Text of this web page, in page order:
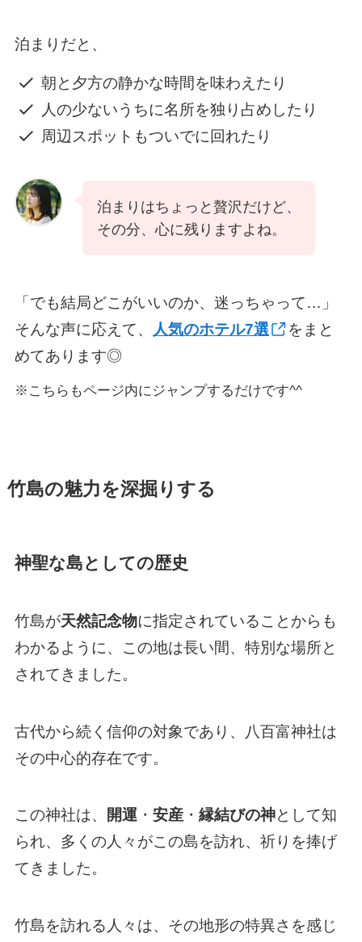
泊まりだと、
朝と夕方の静かな時間を味わえたり
人の少ないうちに名所を独り占めしたり
周辺スポットもついでに回れたり
泊まりはちょっと贅沢だけど、
その分、心に残りますよね。
「でも結局どこがいいのか、迷っちゃって…」
そんな声に応えて、
人気のホテル7選
をまと
めてあります◎
※こちらもページ内にジャンプするだけです^^
竹島の魅力を深掘りする
神聖な島としての歴史
竹島が天然記念物に指定されていることからも
わかるように、この地は長い間、特別な場所と
されてきました。
古代から続く信仰の対象であり、八百富神社は
その中心的存在です。
この神社は、 開運・ 安産・ 縁結びの神として知
られ、多くの人々がこの島を訪れ、祈りを捧げ
てきました。
竹島を訪れる人々は、その地形の特異さを感じ